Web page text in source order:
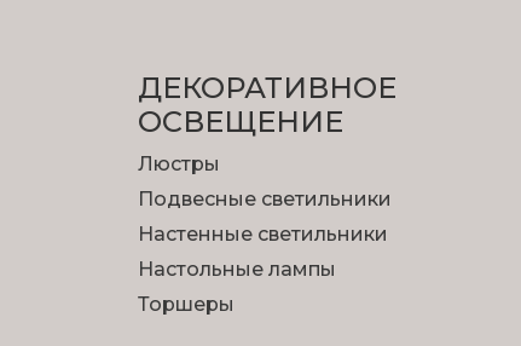
ДЕКОРАТИВНОЕ
ОСВЕЩЕНИЕ
Люстры
Подвесные светильники
Настенные светильники
Настольные лампы
Торшеры